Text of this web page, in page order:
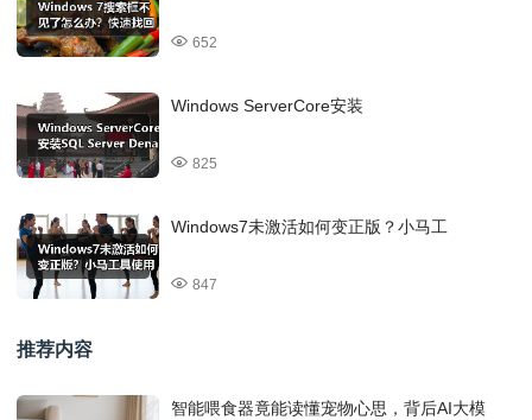
652
Windows ServerCore安装
825
Windows7未激活如何变正版？小马工
847
推荐内容
智能喂食器竟能读懂宠物心思，背后AI大模